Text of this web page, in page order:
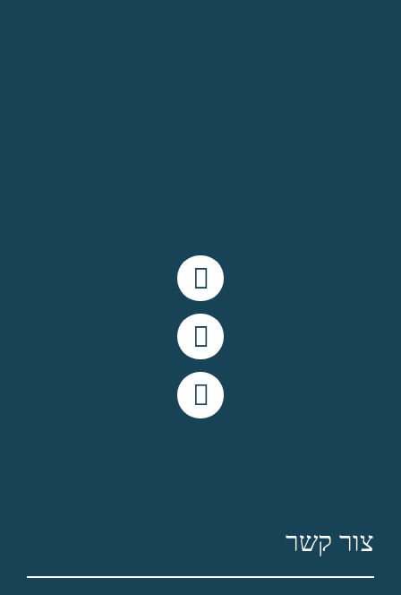
שירותי המרכז
מרחב חוויה
סדנאות וקבוצות
צוות המומחים
הסיפור שלנו
צור קשר